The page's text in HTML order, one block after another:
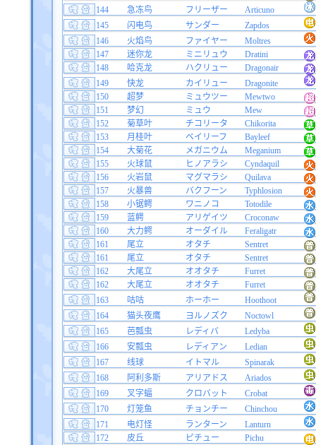
144 急冻鸟 フリーザー
Articuno
145
闪电鸟 サンダー
Zapdos
146
火焰鸟 ファイヤー
Moltres
147
迷你龙 ミニリュウ
Dratini
148
哈克龙 ハクリュー
Dragonair
149
快龙 カイリュー
Dragonite
150
超梦 ミュウツー
Mewtwo
151
梦幻 ミュウ
Mew
152
菊草叶 チコリータ
Chikorita
153
月桂叶 ベイリーフ
Bayleef
154
大菊花 メガニウム
Meganium
155
火球鼠 ヒノアラシ
Cyndaquil
156
火岩鼠 マグマラシ
Quilava
157
火暴兽 バクフーン
Typhlosion
158
小锯鳄 ワニノコ
Totodile
159
蓝鳄 アリゲイツ
Croconaw
160
大力鳄 オーダイル
Feraligatr
161
尾立 オタチ
Sentret
161
尾立 オタチ
Sentret
162
大尾立 オオタチ
Furret
162
大尾立 オオタチ
Furret
163
咕咕 ホーホー
Hoothoot
164
猫头夜鹰 ヨルノズク
Noctowl
165
芭瓢虫 レディバ
Ledyba
166
安瓢虫 レディアン
Ledian
167
线球 イトマル
Spinarak
168
阿利多斯 アリアドス
Ariados
169
叉字蝠 クロバット
Crobat
170
灯笼鱼 チョンチー
Chinchou
171
电灯怪 ランターン
Lanturn
172
皮丘 ピチュー
Pichu